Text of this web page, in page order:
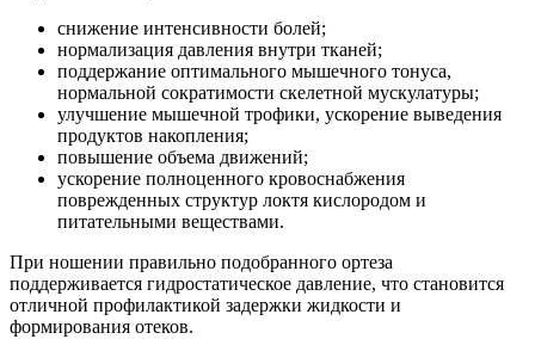
снижение интенсивности болей;
нормализация давления внутри тканей;
поддержание оптимального мышечного тонуса,
нормальной сократимости скелетной мускулатуры;
улучшение мышечной трофики, ускорение выведения
продуктов накопления;
повышение объема движений;
ускорение полноценного кровоснабжения
поврежденных структур локтя кислородом и
питательными веществами.
При ношении правильно подобранного ортеза
поддерживается гидростатическое давление, что становится
отличной профилактикой задержки жидкости и
формирования отеков.